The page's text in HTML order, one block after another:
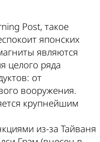
Post, такое
японских
являются
целого ряда
от
вооружения.
крупнейшим
из-за Тайваня